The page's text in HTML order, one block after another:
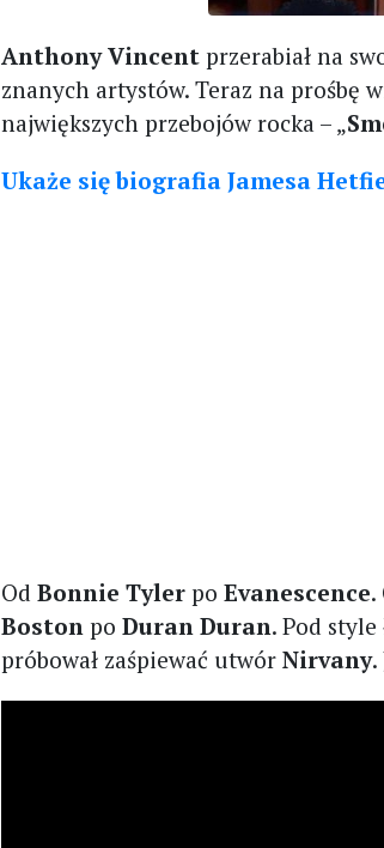
Anthony Vincentprzerabiał na
znanych artystów. Teraz na prośbę
największych przebojów rocka – „
Ukaże się biografia Jamesa
OdBonnie Tyler poEvanescence.
BostonpoDuran Duran. Pod
próbował zaśpiewać utwórNirvany.